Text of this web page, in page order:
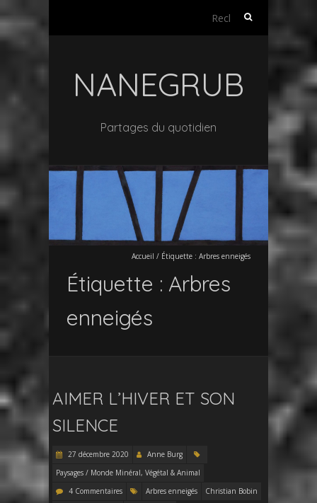
Rechercher :
NANEGRUB
Partages du quotidien
Accueil / Étiquette : Arbres enneigés
Étiquette : Arbres
enneigés
AIMER L’HIVER ET SON
SILENCE
27 décembre 2020
Anne Burg
Paysages / Monde Minéral, Végétal & Animal
4 Commentaires
Arbres enneigés
Christian Bobin